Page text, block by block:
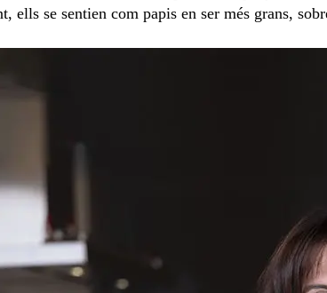
ells se sentien com papis en ser més grans,